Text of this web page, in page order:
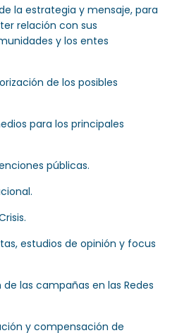
la estrategia y mensaje, para
relación con sus
y los entes
de los posibles
para los principales
públicas.
estudios de opinión y focus
las campañas en las Redes
y compensación de